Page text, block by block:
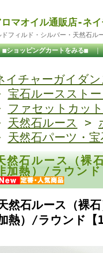
マオイル通販店-ネ
フィルド・シルバー・天然石ル
■ショッピングカートをみる■
イチャーガイダン
宝石ルーススト
ファセットカット
天然石ルース >
天然石パーツ・
然石ルース（裸
加熱）/ラウン
然石ルース（裸
熱）/ラウンド【